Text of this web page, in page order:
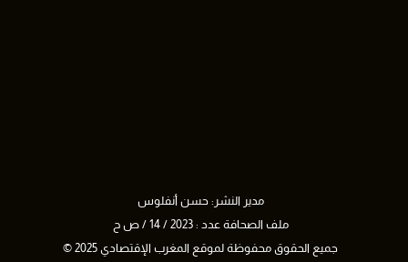
مدير النشر: حسن أنفلوس
ملف الصحافة عدد : 2023 / 14 / ص ح
جميع الحقوق محفوظة لموقع المغرب الإقتصادي 2025 ©